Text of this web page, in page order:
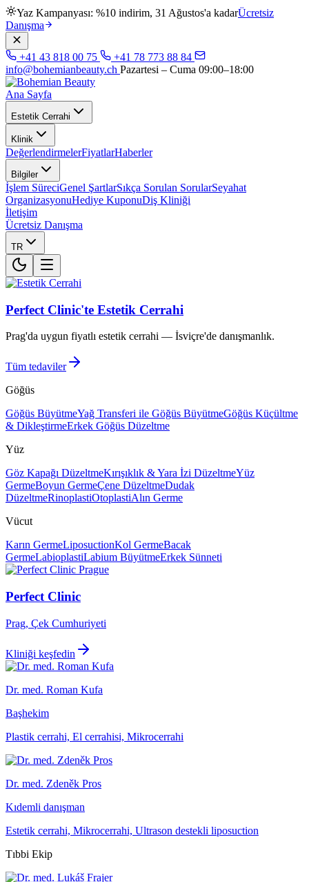
Yaz Kampanyası: %10 indirim, 31 Ağustos'a kadarÜcretsiz
Danışma
+41 43 818 00 75
+41 78 773 88 84
info@bohemianbeauty.ch Pazartesi – Cuma 09:00–18:00
Ana Sayfa
Estetik Cerrahi
Klinik
DeğerlendirmelerFiyatlarHaberler
Bilgiler
İşlem SüreciGenel ŞartlarSıkça Sorulan SorularSeyahat
OrganizasyonuHediye KuponuDiş Kliniği
İletişim
Ücretsiz Danışma
TR
Perfect Clinic'te Estetik Cerrahi
Prag'da uygun fiyatlı estetik cerrahi — İsviçre'de danışmanlık.
Tüm tedaviler
Göğüs
Göğüs BüyütmeYağ Transferi ile Göğüs BüyütmeGöğüs Küçültme
& DikleştirmeErkek Göğüs Düzeltme
Yüz
Göz Kapağı DüzeltmeKırışıklık & Yara İzi DüzeltmeYüz
GermeBoyun GermeÇene DüzeltmeDudak
DüzeltmeRinoplastiOtoplastiAlın Germe
Vücut
Karın GermeLiposuctionKol GermeBacak
GermeLabioplastiLabium BüyütmeErkek Sünneti
Perfect Clinic
Prag, Çek Cumhuriyeti
Kliniği keşfedin
Dr. med. Roman Kufa
Başhekim
Plastik cerrahi, El cerrahisi, Mikrocerrahi
Dr. med. Zdeněk Pros
Kıdemli danışman
Estetik cerrahi, Mikrocerrahi, Ultrason destekli liposuction
Tıbbi Ekip